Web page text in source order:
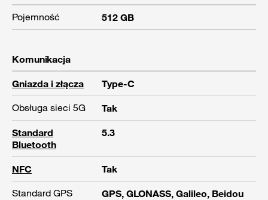
Pojemność
512 GB
Komunikacja
Gniazda i złącza
Type-C
Obsługa sieci 5G
Tak
Standard
Bluetooth
5.3
NFC
Tak
Standard GPS
GPS, GLONASS, Galileo, Beidou